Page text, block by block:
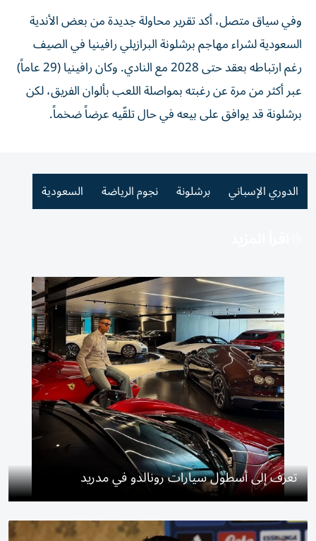
وفي سياق متصل، أكد تقرير محاولة جديدة من بعض الأندية
السعودية لشراء مهاجم برشلونة البرازيلي رافينيا في الصيف
رغم ارتباطه بعقد حتى 2028 مع النادي. وكان رافينيا (29 عاماً)
عبر أكثر من مرة عن رغبته بمواصلة اللعب بألوان الفريق، لكن
برشلونة قد يوافق على بيعه في حال تلقّيه عرضاً ضخماً.
الدوري الإسباني برشلونة نجوم الرياضة السعودية
تعرف إلى أسطول سيارات رونالدو في مدريد